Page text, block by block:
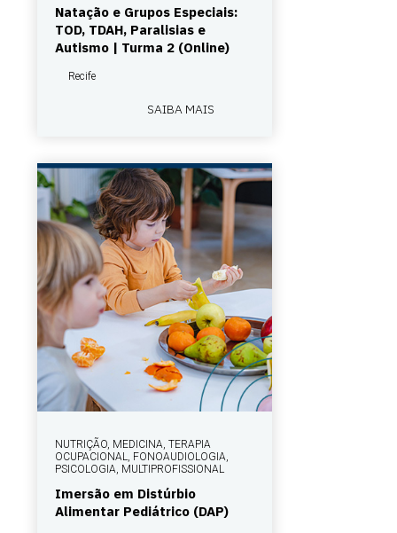
Natação e Grupos Especiais:
TOD, TDAH, Paralisias e
Autismo | Turma 2 (Online)
Recife
SAIBA MAIS
NUTRIÇÃO, MEDICINA, TERAPIA
OCUPACIONAL, FONOAUDIOLOGIA,
PSICOLOGIA, MULTIPROFISSIONAL
Imersão em Distúrbio
Alimentar Pediátrico (DAP)